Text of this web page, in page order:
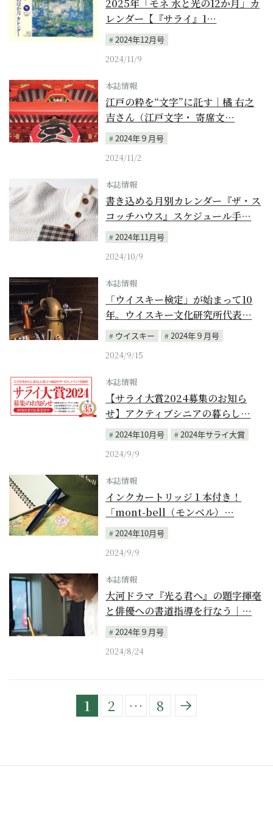
2025年「モネ 水と光の12か月」カ
レンダー【『サライ』1…
2024年12月号
2024/11/9
本誌情報
江戸の粋を“文字”に託す｜橘 右之
吉さん（江戸文字・ 寄席文…
2024年９月号
2024/11/2
本誌情報
書き込める月別カレンダー『ザ・ス
コッチハウス』スケジュール手…
2024年11月号
2024/10/9
本誌情報
「ウイスキー検定」が始まって10
年。ウイスキー文化研究所代表…
ウイスキー
2024年９月号
2024/9/15
本誌情報
【サライ大賞2024募集のお知ら
せ】アクティブシニアの暮らし…
2024年10月号
2024年サライ大賞
2024/9/9
本誌情報
インクカートリッジ１本付き！
「mont-bell（モンベル）…
2024年10月号
2024/9/9
本誌情報
大河ドラマ『光る君へ』の題字揮毫
と俳優への書道指導を行なう｜…
2024年９月号
2024/8/24
1 2 … 8